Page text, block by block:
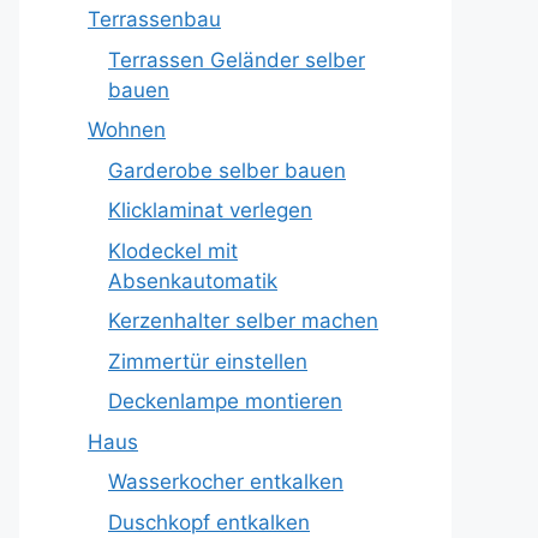
Terrassenbau
Terrassen Geländer selber
bauen
Wohnen
Garderobe selber bauen
Klicklaminat verlegen
Klodeckel mit
Absenkautomatik
Kerzenhalter selber machen
Zimmertür einstellen
Deckenlampe montieren
Haus
Wasserkocher entkalken
Duschkopf entkalken